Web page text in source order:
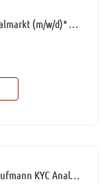
Sachbearbeiter Kapitalmarkt (m/w/d)* mit Homeoffice-Option
KYC-Analyst / Bankkaufmann KYC Analyse (m/w/d)* mit 50% Homeoffice